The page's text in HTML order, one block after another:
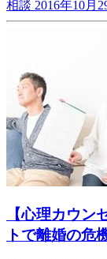
相談 2016年10月
【心理カウン
トで離婚の危